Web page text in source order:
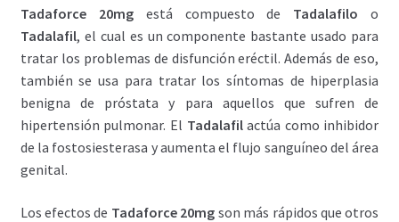
Tadaforce 20mgestá compuesto de Tadalafilo o
Tadalafil, el cual es un componente bastante usado para
tratar los problemas de disfunción eréctil. Además de eso,
también se usa para tratar los síntomas de hiperplasia
benigna de próstata y para aquellos que sufren de
hipertensión pulmonar. El Tadalafilactúa como inhibidor
de la fostosiesterasa y aumenta el flujo sanguíneo del área
genital.
Los efectos de Tadaforce 20mg son más rápidos que otros